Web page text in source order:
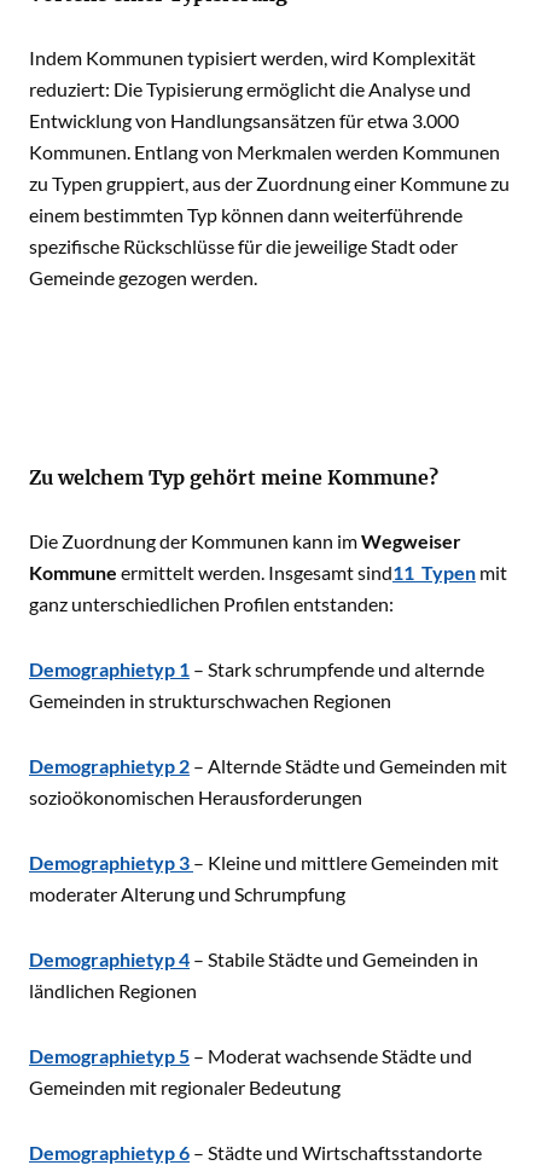
Indem Kommunen typisiert werden, wird Komplexität
reduziert: Die Typisierung ermöglicht die Analyse und
Entwicklung von Handlungsansätzen für etwa 3.000
Kommunen. Entlang von Merkmalen werden Kommunen
zu Typen gruppiert, aus der Zuordnung einer Kommune zu
einem bestimmten Typ können dann weiterführende
spezifische Rückschlüsse für die jeweilige Stadt oder
Gemeinde gezogen werden.
Zu welchem Typ gehört meine Kommune?
Die Zuordnung der Kommunen kann imWegweiser
Kommune ermittelt werden. Insgesamt sind11 Typen mit
ganz unterschiedlichen Profilen entstanden:
Demographietyp 1 – Stark schrumpfende und alternde
Gemeinden in strukturschwachen Regionen
Demographietyp 2 – Alternde Städte und Gemeinden mit
sozioökonomischen Herausforderungen
Demographietyp 3 – Kleine und mittlere Gemeinden mit
moderater Alterung und Schrumpfung
Demographietyp 4 – Stabile Städte und Gemeinden in
ländlichen Regionen
Demographietyp 5 – Moderat wachsende Städte und
Gemeinden mit regionaler Bedeutung
Demographietyp 6 – Städte und Wirtschaftsstandorte